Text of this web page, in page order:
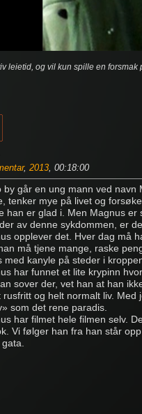
leietid, og vil kun spille en forsmak
, 2013, 00:18:00
by går en ung mann ved
tenker mye på livet og
han er glad i. Men Magnus
av denne sykdommen, er
opplever det. Hver dag må
må tjene mange, raske
med kanyle på steder i
har funnet et lite krypinn
sover der, vet han at han
rusfritt og helt normalt liv.
som det rene paradis.
har filmet hele filmen selv.
Vi følger han fra han står